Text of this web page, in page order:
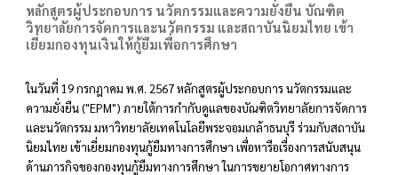
หลักสูตรผู้ประกอบการ นวัตกรรมและความยั่งยืน บัณฑิต
วิทยาลัยการจัดการและนวัตกรรม และสถาบันนิยมไทย เข้า
เยี่ยมกองทุนเงินให้กู้ยืมเพื่อการศึกษา
ในวันที่ 19 กรกฎาคมพ.ศ. 2567 หลักสูตรผู้ประกอบการ นวัตกรรมและ
ความยั่งยืน ("EPM")ภายใต้การกำกับดูแลของบัณฑิตวิทยาลัยการจัดการ
และนวัตกรรม มหาวิทยาลัยเทคโนโลยีพระจอมเกล้าธนบุรีร่วมกับสถาบัน
นิยมไทย เข้าเยี่ยมกองทุนกู้ยืมทางการศึกษา เพื่อหารือเรื่องการสนับสนุน
ด้านภารกิจของกองทุนกู้ยืมทางการศึกษา ในการขยายโอกาศทางการ